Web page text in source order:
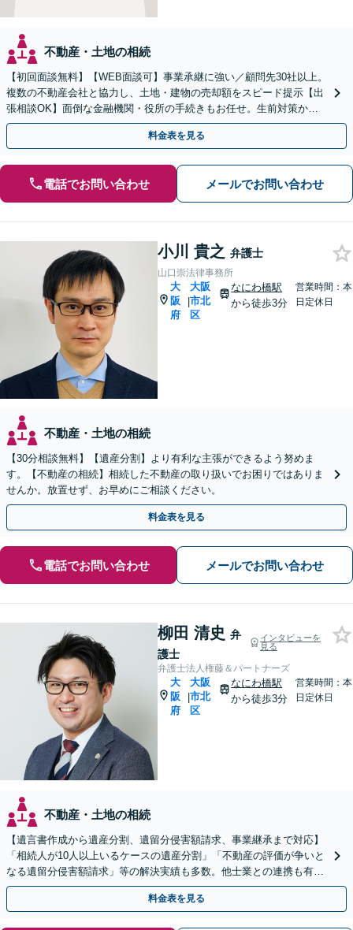
不動産・土地の相続
【初回面談無料】【WEB面談可】事業承継に強い／顧問先30社以上。
複数の不動産会社と協力し、土地・建物の売却額をスピード提示【出
張相談OK】面倒な金融機関・役所の手続きもお任せ。生前対策から
紛争案件まで幅広くサポートします【休日・夜間対応】
料金表を見る
電話でお問い合わせ メールでお問い合わせ
小川 貴之 弁護士
山口崇法律事務所
大
阪
府
|
大阪
市北
区
なにわ橋駅
から徒歩3分
営業時間：本
日定休日
不動産・土地の相続
【30分相談無料】【遺産分割】より有利な主張ができるよう努めま
す。【不動産の相続】相続した不動産の取り扱いでお困りではありま
せんか。放置せず、お早めにご相談ください。
料金表を見る
電話でお問い合わせ メールでお問い合わせ
柳田 清史 弁
護士
インタビューを
見る
弁護士法人権藤＆パートナーズ
大
阪
府
|
大阪
市北
区
なにわ橋駅
から徒歩3分
営業時間：本
日定休日
不動産・土地の相続
【遺言書作成から遺産分割、遺留分侵害額請求、事業継承まで対応】
「相続人が10人以上いるケースの遺産分割」「不動産の評価が争いと
なる遺留分侵害額請求」等の解決実績も多数。他士業との連携も有。
遺言・民事信託による円滑な親族間事業継承もサポート
料金表を見る